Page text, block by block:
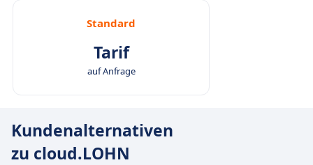
Standard
Tarif
auf Anfrage
Kundenalternativen
zu cloud.LOHN